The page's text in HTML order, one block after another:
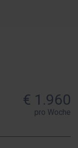
€ 1.960
pro Woche